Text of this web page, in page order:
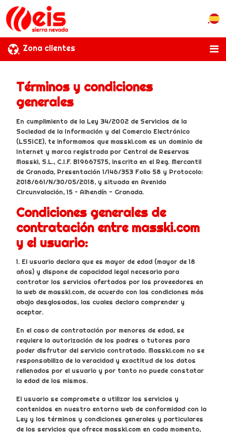
Zona clientes
Términos y condiciones
generales
En cumplimiento de la Ley 34/2002 de Servicios de la
Sociedad de la Información y del Comercio Electrónico
(LSSICE), te informamos que masski.com es un dominio de
Internet y marca registrada por Central de Reservas
Masski, S.L., C.I.F. B19667575, inscrita en el Reg. Mercantil
de Granada, Presentación 1/146/353 Folio 58 y Protocolo:
2018/661/N/30/05/2018, y situada en Avenida
Circunvalación, 15 – Alhendín - Granada.
Condiciones generales de
contratación entre masski.com
y el usuario:
1. El usuario declara que es mayor de edad (mayor de 18
años) y dispone de capacidad legal necesaria para
contratar los servicios ofertados por los proveedores en
la web de masski.com, de acuerdo con las condiciones más
abajo desglosadas, las cuales declara comprender y
aceptar.
En el caso de contratación por menores de edad, se
requiere la autorización de los padres o tutores para
poder disfrutar del servicio contratado. Masski.com no se
responsabiliza de la veracidad y exactitud de los datos
rellenados por el usuario y por tanto no puede constatar
la edad de los mismos.
El usuario se compromete a utilizar los servicios y
contenidos en nuestro entorno web de conformidad con la
Ley y los términos y condiciones generales y particulares
de los servicios que ofrece masski.com en cada momento,